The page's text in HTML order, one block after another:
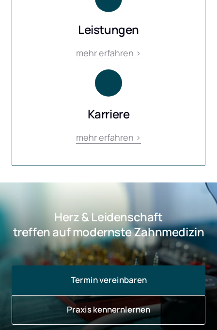
Leistungen
mehr erfahren >
Karriere
mehr erfahren >
Herz & Leidenschaft
treffen auf modernste Zahnmedizin
Termin vereinbaren
Praxis kennernlernen